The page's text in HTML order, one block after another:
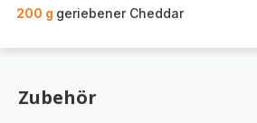
200 g geriebener Cheddar
Zubehör